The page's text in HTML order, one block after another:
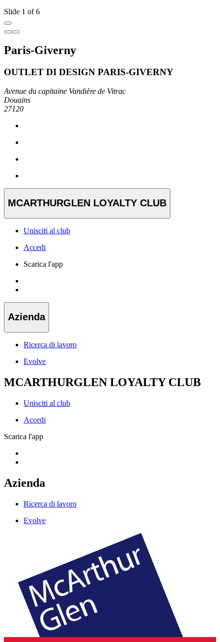
Slide 1 of 6
Paris-Giverny
OUTLET DI DESIGN PARIS-GIVERNY
Avenue du capitaine Vandière de Vitrac
Douains
27120
MCARTHURGLEN LOYALTY CLUB
Unisciti al club
Accedi
Scarica l'app
Azienda
Ricerca di lavoro
Evolve
MCARTHURGLEN LOYALTY CLUB
Unisciti al club
Accedi
Scarica l'app
Azienda
Ricerca di lavoro
Evolve